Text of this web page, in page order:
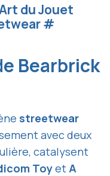
du Jouet
#
Bearbrick
streetwear
avec deux
catalysent
Toyet A